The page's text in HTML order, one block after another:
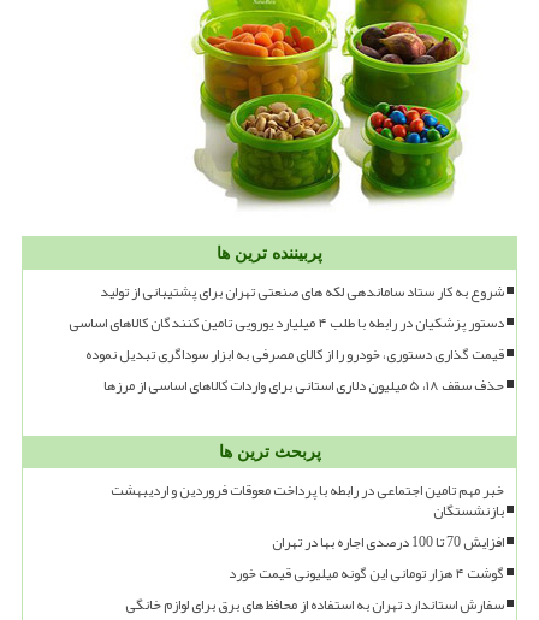
پربیننده ترین ها
شروع به کار ستاد ساماندهی لکه های صنعتی تهران برای پشتیبانی از تولید
دستور پزشکیان در رابطه با طلب ۴ میلیارد یورویی تامین کنندگان کالاهای اساسی
قیمت گذاری دستوری، خودرو را از کالای مصرفی به ابزار سوداگری تبدیل نموده
حذف سقف ۱۸، ۵ میلیون دلاری استانی برای واردات کالاهای اساسی از مرزها
پربحث ترین ها
خبر مهم تامین اجتماعی در رابطه با پرداخت معوقات فروردین و اردیبهشت
بازنشستگان
افزایش 70 تا 100 درصدی اجاره بها در تهران
گوشت ۴ هزار تومانی این گونه میلیونی قیمت خورد
سفارش استاندارد تهران به استفاده از محافظ های برق برای لوازم خانگی